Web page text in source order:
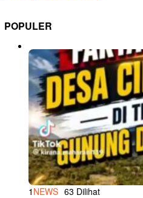
POPULER
1 NEWS 63 Dilihat